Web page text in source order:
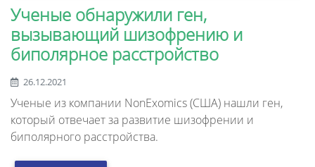
Ученые обнаружили ген,
вызывающий шизофрению и
биполярное расстройство
26.12.2021
Ученые из компании NonExomics (США) нашли ген,
который отвечает за развитие шизофрении и
биполярного расстройства.